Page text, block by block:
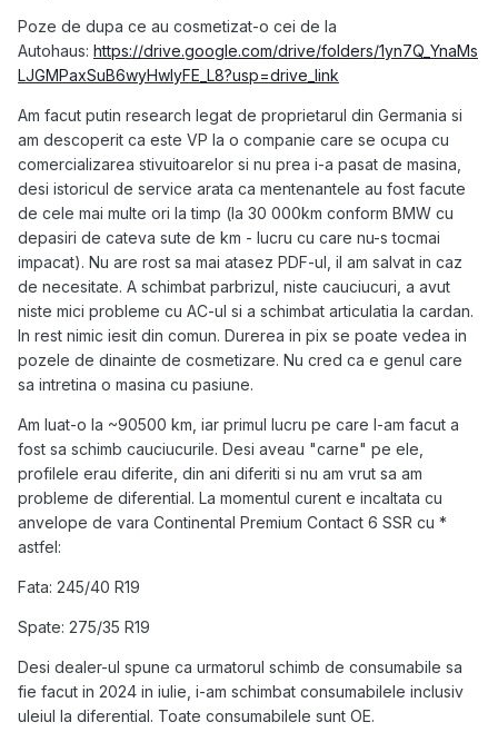
Poze de dupa ce au cosmetizat-o cei de la
Autohaus: https://drive.google.com/drive/folders/1yn7Q_YnaMs
LJGMPaxSuB6wyHwIyFE_L8?usp=drive_link
Am facut putin research legat de proprietarul din Germania si
am descoperit ca este VP la o companie care se ocupa cu
comercializarea stivuitoarelor si nu prea i-a pasat de masina,
desi istoricul de service arata ca mentenantele au fost facute
de cele mai multe ori la timp (la 30 000km conform BMW cu
depasiri de cateva sute de km - lucru cu care nu-s tocmai
impacat). Nu are rost sa mai atasez PDF-ul, il am salvat in caz
de necesitate. A schimbat parbrizul, niste cauciucuri, a avut
niste mici probleme cu AC-ul si a schimbat articulatia la cardan.
In rest nimic iesit din comun. Durerea in pix se poate vedea in
pozele de dinainte de cosmetizare. Nu cred ca e genul care
sa intretina o masina cu pasiune.
Am luat-o la ~90500 km, iar primul lucru pe care l-am facut a
fost sa schimb cauciucurile. Desi aveau "carne" pe ele,
profilele erau diferite, din ani diferiti si nu am vrut sa am
probleme de diferential. La momentul curent e incaltata cu
anvelope de vara Continental Premium Contact 6 SSR cu *
astfel:
Fata: 245/40 R19
Spate: 275/35 R19
Desi dealer-ul spune ca urmatorul schimb de consumabile sa
fie facut in 2024 in iulie, i-am schimbat consumabilele inclusiv
uleiul la diferential. Toate consumabilele sunt OE.